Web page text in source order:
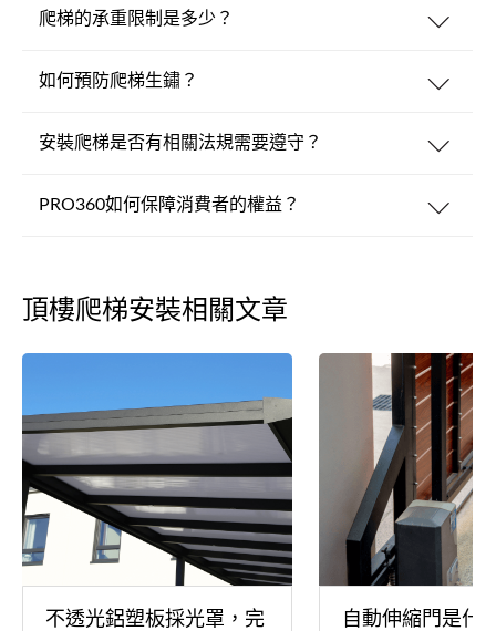
爬梯的承重限制是多少？
如何預防爬梯生鏽？
安裝爬梯是否有相關法規需要遵守？
PRO360如何保障消費者的權益？
頂樓爬梯安裝相關文章
不透光鋁塑板採光罩，完 自動伸縮門是什